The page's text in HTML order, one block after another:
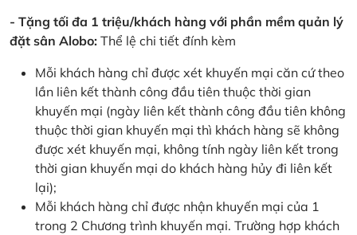
- Tặng tối đa 1 triệu/khách hàng với phần mềm quản lý
đặt sân Alobo: Thể lệ chi tiết đính kèm
Mỗi khách hàng chỉ được xét khuyến mại căn cứ theo
lần liên kết thành công đầu tiên thuộc thời gian
khuyến mại (ngày liên kết thành công đầu tiên không
thuộc thời gian khuyến mại thì khách hàng sẽ không
được xét khuyến mại, không tính ngày liên kết trong
thời gian khuyến mại do khách hàng hủy đi liên kết
lại);
Mỗi khách hàng chỉ được nhận khuyến mại của 1
trong 2 Chương trình khuyến mại. Trường hợp khách